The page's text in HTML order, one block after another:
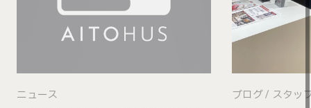
ニュース ブログ
スタッ